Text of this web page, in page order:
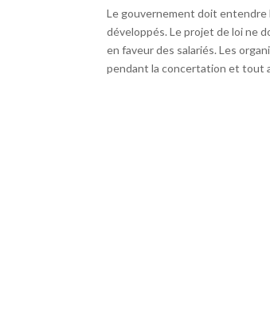
Le gouvernement doit entendre
développés. Le projet de loi ne
en faveur des salariés. Les
pendant la concertation et tout